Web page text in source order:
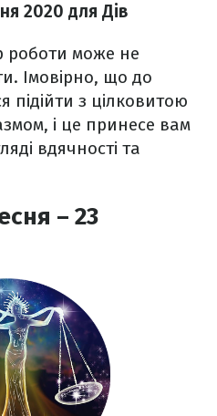
2020 для Дів
роботи може не
Імовірно, що до
підійти з цілковитою
і це принесе вам
вдячності та
– 23